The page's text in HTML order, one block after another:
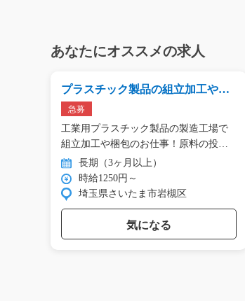
あなたにオススメの求人
プラスチック製品の組立加工や梱
包/g02_00112
急募
工業用プラスチック製品の製造工場で
組立加工や梱包のお仕事！原料の投
入… 長期（3ヶ月以上）
時給1250円～
埼玉県さいたま市岩槻区
気になる